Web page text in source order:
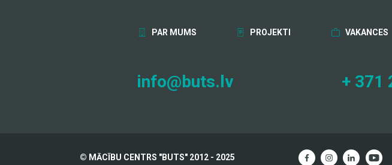
PAR MUMS PROJEKTI VAKANCES
info@buts.lv + 371
© MĀCĪBU CENTRS "BUTS" 2012 - 2025